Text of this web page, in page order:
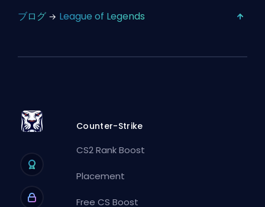
ブログ League of Legends
Counter-Strike
CS2 Rank Boost
Placement
Free CS Boost